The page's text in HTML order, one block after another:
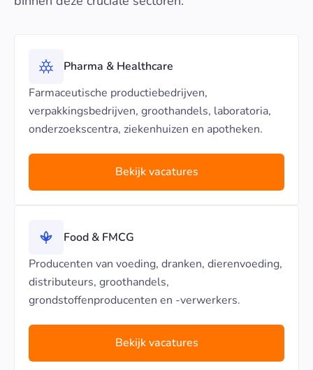
Pharma & Healthcare
Farmaceutische productiebedrijven,
verpakkingsbedrijven, groothandels, laboratoria,
onderzoekscentra, ziekenhuizen en apotheken.
Bekijk vacatures
Food & FMCG
Producenten van voeding, dranken, dierenvoeding,
distributeurs, groothandels,
grondstoffenproducenten en -verwerkers.
Bekijk vacatures